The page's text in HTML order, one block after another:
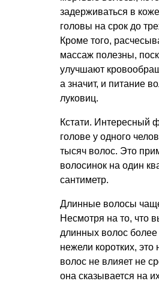
задерживаться в
головы на срок до
Кроме того,
массаж полезны,
улучшают
а значит, и питание
луковиц.
Кстати. Интересный
голове у одного
тысяч волос. Это
волосинок на один
сантиметр.
Длинные волосы
Несмотря на то, что
длинных волос более
нежели коротких, это
волос не влияет не
она сказывается на